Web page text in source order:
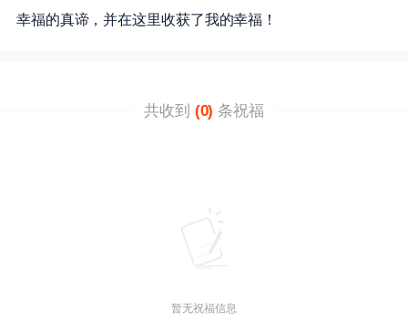
幸福的真谛，并在这里收获了我的幸福！
共收到 (0) 条祝福
暂无祝福信息